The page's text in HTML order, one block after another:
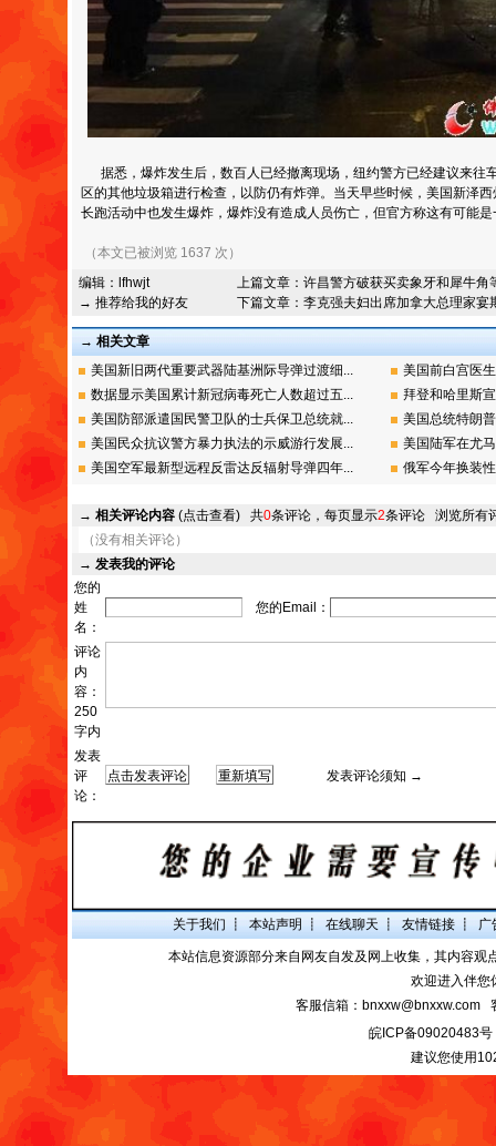
据悉，爆炸发生后，数百人已经撤离现场，纽约警方已经建议来往
区的其他垃圾箱进行检查，以防仍有炸弹。当天早些时候，美国新泽
长跑活动中也发生爆炸，爆炸没有造成人员伤亡，但官方称这有可能
（本文已被浏览 1637 次）
编辑： lfhwjt
→ 推荐给我的好友
上篇文章： 许昌警方破获买卖象牙和犀牛角
下篇文章： 李克强夫妇出席加拿大总理家宴
→ 相关文章
美国新旧两代重要武器陆基洲际导弹过渡细...
美国前白宫医
数据显示美国累计新冠病毒死亡人数超过五...
拜登和哈里斯
美国防部派遣国民警卫队的士兵保卫总统就...
美国总统特朗
美国民众抗议警方暴力执法的示威游行发展...
美国陆军在尤
美国空军最新型远程反雷达反辐射导弹四年...
俄军今年换装
→ 相关评论内容 (点击查看) 共0条评论，每页显示2条评论 浏览所有
（没有相关评论）
→ 发表我的评论
您的
姓
名：
您的Email：
评论
内
容：
250
字内
发表
评
论：
发表评论须知 →
关于我们 ┋ 本站声明 ┋ 在线聊天 ┋ 友情链接 ┋ 广
本站信息资源部分来自网友自发及网上收集，其内容
欢迎进入伴您
客服信箱：bnxxw@bnxxw.com
皖ICP备09020483号
建议您使用